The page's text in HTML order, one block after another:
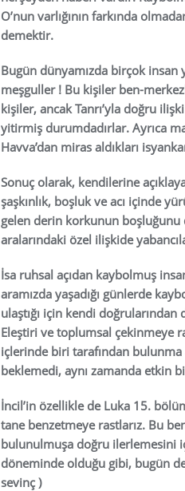
O’nun varlığının farkında
demektir.
Bugün dünyamızda birçok
meşguller ! Bu kişiler ben-
kişiler, ancak Tanrı’yla doğru
yitirmiş durumdadırlar. Ayrıca
Havva’dan miras aldıkları
Sonuç olarak, kendilerine
şaşkınlık, boşluk ve acı içinde
gelen derin korkunun boşluğunu
aralarındaki özel ilişkide
İsa ruhsal açıdan kaybolmuş
aramızda yaşadığı günlerde
ulaştığı için kendi
Eleştiri ve toplumsal çekinmeye
içlerinde biri tarafından bulunma
beklemedi, aynı zamanda etkin
İncil’in özellikle de Luka 15.
tane benzetmeye rastlarız. Bu
bulunulmuşa doğru ilerlemesini
döneminde olduğu gibi, bugün
sevinç )